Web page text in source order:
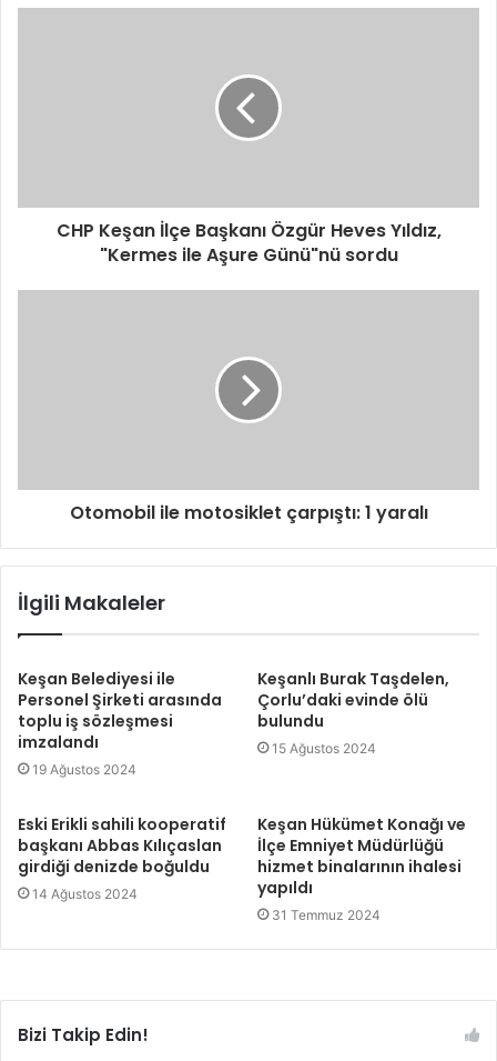
CHP Keşan İlçe Başkanı Özgür Heves Yıldız,
"Kermes ile Aşure Günü"nü sordu
Otomobil ile motosiklet çarpıştı: 1 yaralı
İlgili Makaleler
Keşan Belediyesi ile
Personel Şirketi arasında
toplu iş sözleşmesi
imzalandı
19 Ağustos 2024
Keşanlı Burak Taşdelen,
Çorlu’daki evinde ölü
bulundu
15 Ağustos 2024
Eski Erikli sahili kooperatif
başkanı Abbas Kılıçaslan
girdiği denizde boğuldu
14 Ağustos 2024
Keşan Hükümet Konağı ve
İlçe Emniyet Müdürlüğü
hizmet binalarının ihalesi
yapıldı
31 Temmuz 2024
Bizi Takip Edin!